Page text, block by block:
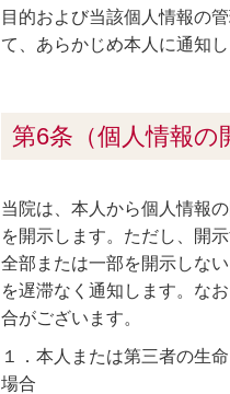
目的および当該個人情報の
て、あらかじめ本人に通知
第6条（個人情報の
当院は、本人から個人情報
を開示します。ただし、開
全部または一部を開示しな
を遅滞なく通知します。な
合がございます。
１．本人または第三者の生
場合